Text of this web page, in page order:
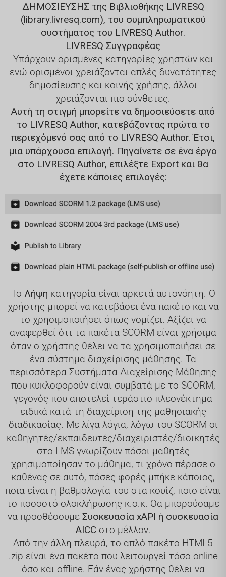
ΔΗΜΟΣΙΕΥΣΗΣ της Βιβλιοθήκης LIVRESQ
(library.livresq.com), του συμπληρωματικού
συστήματος του LIVRESQ Author.
LIVRESQ Συγγραφέας
Υπάρχουν ορισμένες κατηγορίες χρηστών και
ενώ ορισμένοι χρειάζονται απλές δυνατότητες
δημοσίευσης και κοινής χρήσης, άλλοι
χρειάζονται πιο σύνθετες.
Αυτή τη στιγμή μπορείτε να δημοσιεύσετε από
το LIVRESQ Author, κατεβάζοντας πρώτα το
περιεχόμενό σας από το LIVRESQ Author.Έτσι,
μια υπάρχουσα επιλογή. Πηγαίνετε σε ένα έργο
στο LIVRESQ Author, επιλέξτε Export και θα
έχετε κάποιες επιλογές:
Το Λήψη κατηγορία είναι αρκετά αυτονόητη. Ο
χρήστης μπορεί να κατεβάσει ένα πακέτο και να
το χρησιμοποιήσει όπως νομίζει. Αξίζει να
αναφερθεί ότι τα πακέτα SCORM είναι χρήσιμα
όταν ο χρήστης θέλει να τα χρησιμοποιήσει σε
ένα σύστημα διαχείρισης μάθησης. Τα
περισσότερα Συστήματα Διαχείρισης Μάθησης
που κυκλοφορούν είναι συμβατά με το SCORM,
γεγονός που αποτελεί τεράστιο πλεονέκτημα
ειδικά κατά τη διαχείριση της μαθησιακής
διαδικασίας. Με λίγα λόγια, λόγω του SCORM οι
καθηγητές/εκπαιδευτές/διαχειριστές/διοικητές
στο LMS γνωρίζουν πόσοι μαθητές
χρησιμοποίησαν το μάθημα, τι χρόνο πέρασε ο
καθένας σε αυτό, πόσες φορές μπήκε κάποιος,
ποια είναι η βαθμολογία του στα κουίζ, ποιο είναι
το ποσοστό ολοκλήρωσης κ.ο.κ. Θα μπορούσαμε
να προσθέσουμε Συσκευασία xAPI ή συσκευασία
AICC στο μέλλον.
Από την άλλη πλευρά, το απλό πακέτο HTML5
.zip είναι ένα πακέτο που λειτουργεί τόσο online
όσο και offline. Εάν ένας χρήστης θέλει να